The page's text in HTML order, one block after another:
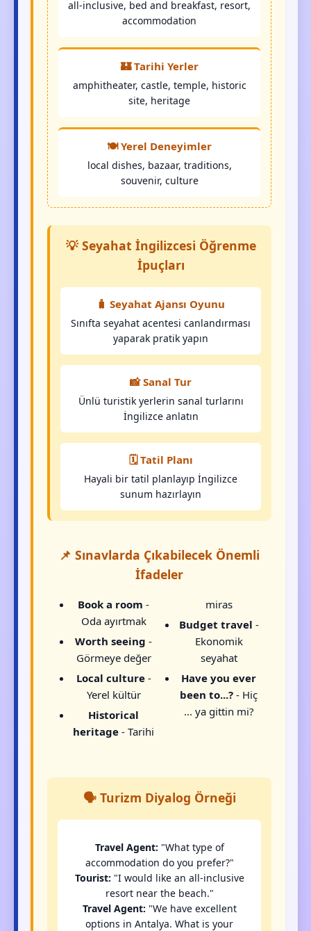
all-inclusive, bed and breakfast, resort,
accommodation
🏰 Tarihi Yerler
amphitheater, castle, temple, historic
site, heritage
🍽️ Yerel Deneyimler
local dishes, bazaar, traditions,
souvenir, culture
💡 Seyahat İngilizcesi Öğrenme
İpuçları
🧳 Seyahat Ajansı Oyunu
Sınıfta seyahat acentesi canlandırması
yaparak pratik yapın
📸 Sanal Tur
Ünlü turistik yerlerin sanal turlarını
İngilizce anlatın
🗓️ Tatil Planı
Hayali bir tatil planlayıp İngilizce
sunum hazırlayın
📌 Sınavlarda Çıkabilecek Önemli
İfadeler
Book a room -
Oda ayırtmak
Worth seeing -
Görmeye değer
Local culture-
Yerel kültür
Historical
heritage - Tarihi
miras
Budget travel -
Ekonomik
seyahat
Have you ever
been to...? - Hiç
... ya gittin mi?
🗣️ Turizm Diyalog Örneği
Travel Agent: "What type of
accommodation do you prefer?"
Tourist: "I would like an all-inclusive
resort near the beach."
Travel Agent: "We have excellent
options in Antalya. What is your